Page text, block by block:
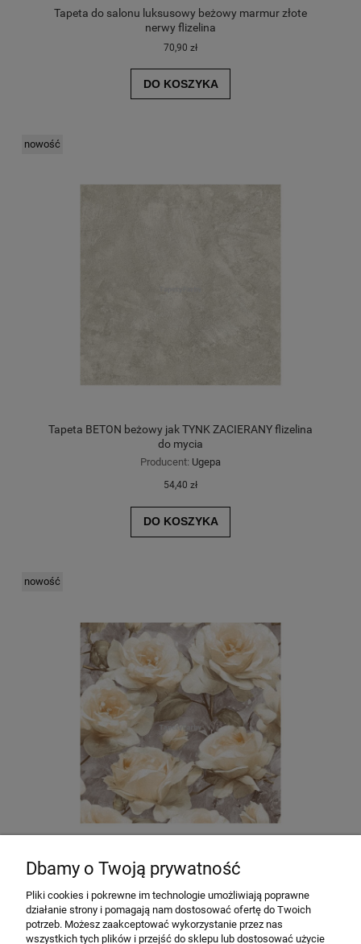
Tapeta do salonu luksusowy beżowy marmur złote
nerwy flizelina
70,90 zł
DO KOSZYKA
Tapeta BETON beżowy jak TYNK ZACIERANY flizelina
do mycia
Producent: Ugepa
54,40 zł
DO KOSZYKA
nowość
Tapeta do salonu DUŻE KWIATY róże herbaciane winyl
na flizelinie do mycia
Producent: Sintra Rasch
74,90 zł
nowość
Dbamy o Twoją prywatność
Pliki cookies i pokrewne im technologie umożliwiają poprawne
działanie strony i pomagają nam dostosować ofertę do Twoich
potrzeb. Możesz zaakceptować wykorzystanie przez nas
wszystkich tych plików i przejść do sklepu lub dostosować użycie